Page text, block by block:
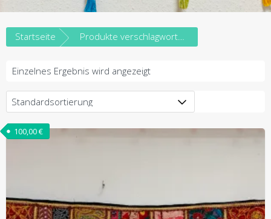
Startseite Produkte verschlagwortet mit „Blau“
Einzelnes Ergebnis wird angezeigt
100,00€